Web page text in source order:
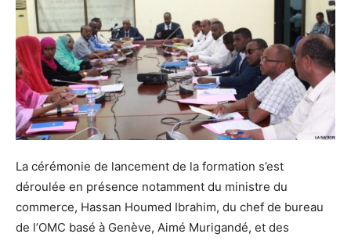
La cérémonie de lancement de la formation s’est
déroulée en présence notamment du ministre du
commerce, Hassan Houmed Ibrahim, du chef de bureau
de l’OMC basé à Genève, Aimé Murigandé, et des